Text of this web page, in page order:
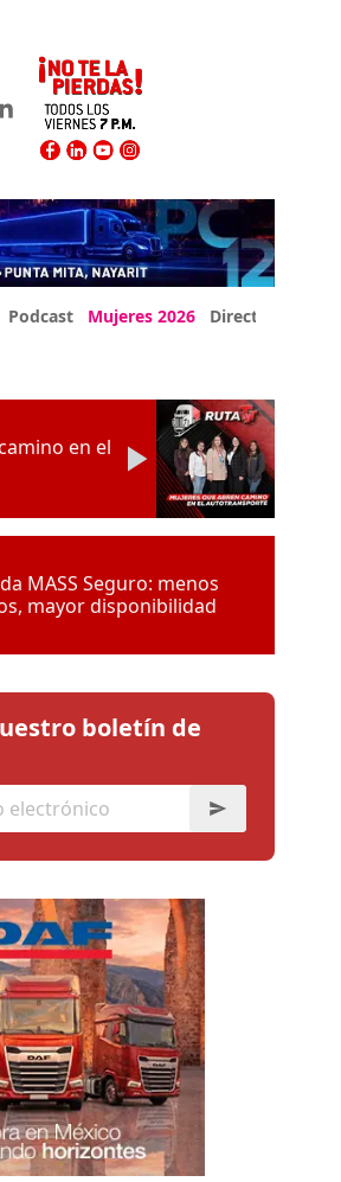
Podcast Mujeres 2026 Directorio Expo
en el
MASS Seguro: menos
mayor disponibilidad
boletín de